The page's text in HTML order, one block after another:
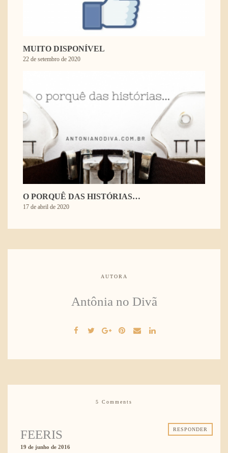
MUITO DISPONÍVEL
22 de setembro de 2020
O PORQUÊ DAS HISTÓRIAS…
17 de abril de 2020
AUTORA
Antônia no Divã
5 Comments
RESPONDER
FEERIS
19 de junho de 2016